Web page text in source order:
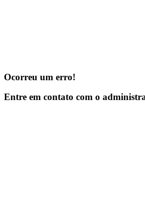
Ocorreu um erro!
Entre em contato com o